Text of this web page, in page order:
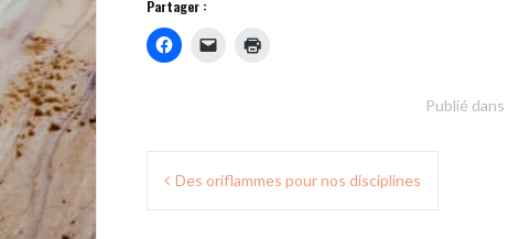
Partager :
Publié dans
Navigation
Des oriflammes pour nos disciplines